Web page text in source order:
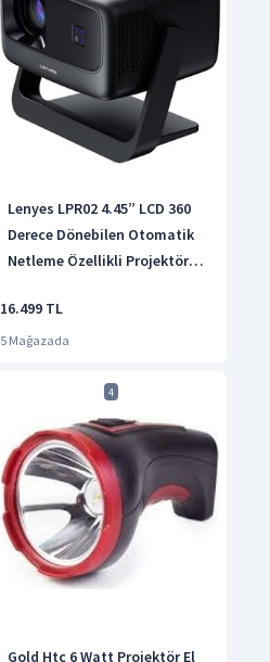
Lenyes LPR02 4.45” LCD 360
Derece Dönebilen Otomatik
Netleme Özellikli Projektör
16.499 TL
5 Mağazada
4
Gold Htc 6 Watt Projektör El